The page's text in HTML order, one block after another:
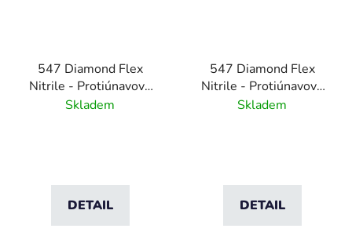
547 Diamond Flex
Nitrile - Protiúnavová
rohož s diamantovým
Skladem
DETAIL
547 Diamond Flex
Nitrile - Protiúnavová
rohož s diamantovým
Skladem
DETAIL